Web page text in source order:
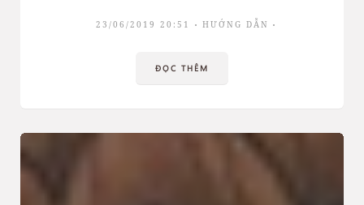
23/06/2019 20:51 HƯỚNG DẪN
ĐỌC THÊM